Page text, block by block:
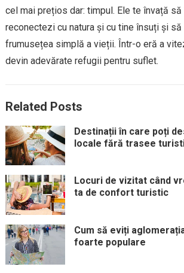
cel mai prețios dar: timpul. Ele te învață
reconectezi cu natura și cu tine însuți și
frumusețea simplă a vieții. Într-o eră a
devin adevărate refugii pentru suflet.
Related Posts
Destinații în care poți
locale fără trasee
Locuri de vizitat când
ta de confort turistic
Cum să eviți
foarte populare